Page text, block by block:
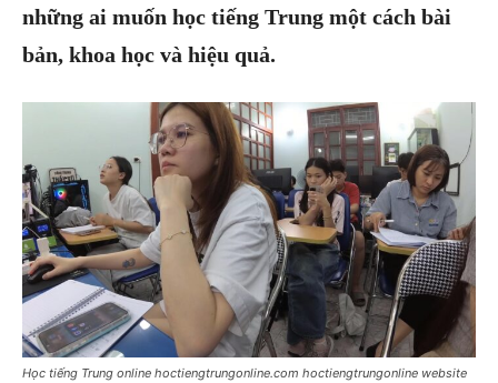
những ai muốn học tiếng Trung một cách bài
bản, khoa học và hiệu quả.
Học tiếng Trung online hoctiengtrungonline.com hoctiengtrungonline website